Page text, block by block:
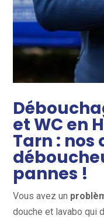
et WC en
Tarn : nos
pannes !
Vous avez un
douche et lavabo qui